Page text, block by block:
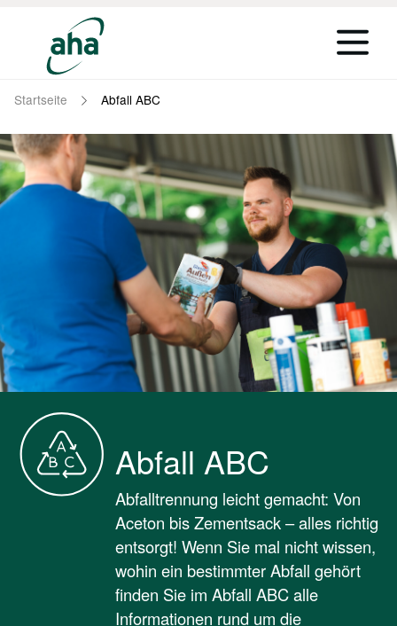
Startseite Abfall ABC
Abfall ABC
Abfalltrennung leicht gemacht: Von
Aceton bis Zementsack – alles richtig
entsorgt! Wenn Sie mal nicht wissen,
wohin ein bestimmter Abfall gehört
finden Sie im Abfall ABC alle
Informationen rund um die